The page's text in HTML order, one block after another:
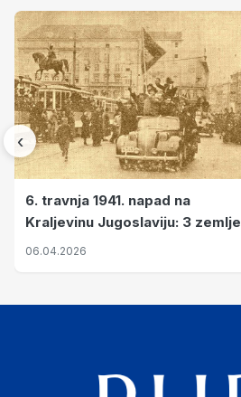
‹
6. travnja 1941. napad na
Kraljevinu Jugoslaviju: 3 zemlje
nastale njenim raspadom
06.04.2026